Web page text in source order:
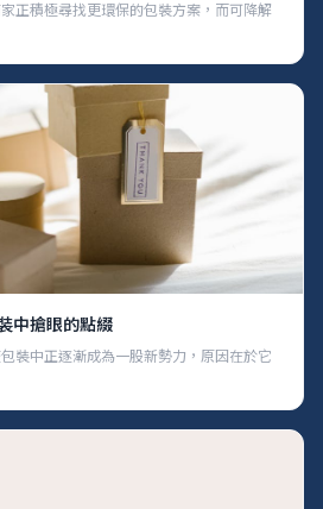
正積極尋找更環保的包裝方案，而可降解
中搶眼的點綴
裝中正逐漸成為一股新勢力，原因在於它